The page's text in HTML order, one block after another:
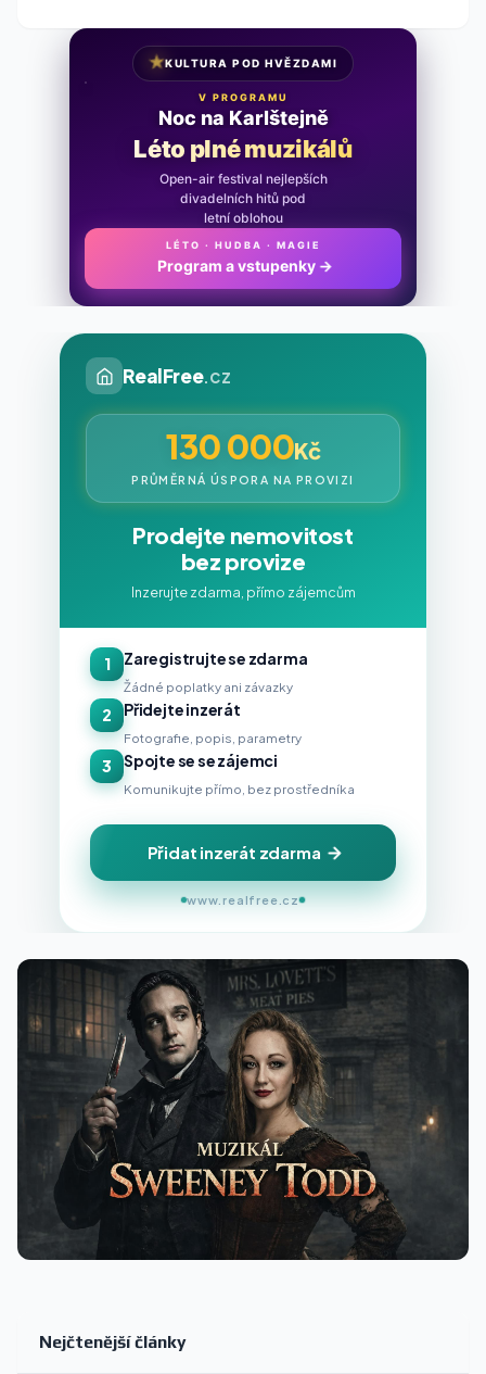
★KULTURA POD HVĚZDAMI
V PROGRAMU
Noc na Karlštejně
Léto plné muzikálů
Open-air festival nejlepších
divadelních hitů pod
letní oblohou
LÉTO · HUDBA · MAGIE
Program a vstupenky→
RealFree.cz
130 000Kč
PRŮMĚRNÁ ÚSPORA NA PROVIZI
Prodejte nemovitost
bez provize
Inzerujte zdarma, přímo zájemcům
1 Zaregistrujte se zdarma
Žádné poplatky ani závazky
2 Přidejte inzerát
Fotografie, popis, parametry
3 Spojte se se zájemci
Komunikujte přímo, bez prostředníka
Přidat inzerát zdarma
www.realfree.cz
Nejčtenější články